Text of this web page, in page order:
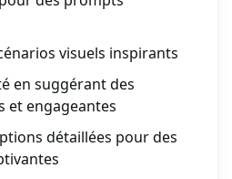
visuels inspirants
en suggérant des
et engageantes
détaillées pour des